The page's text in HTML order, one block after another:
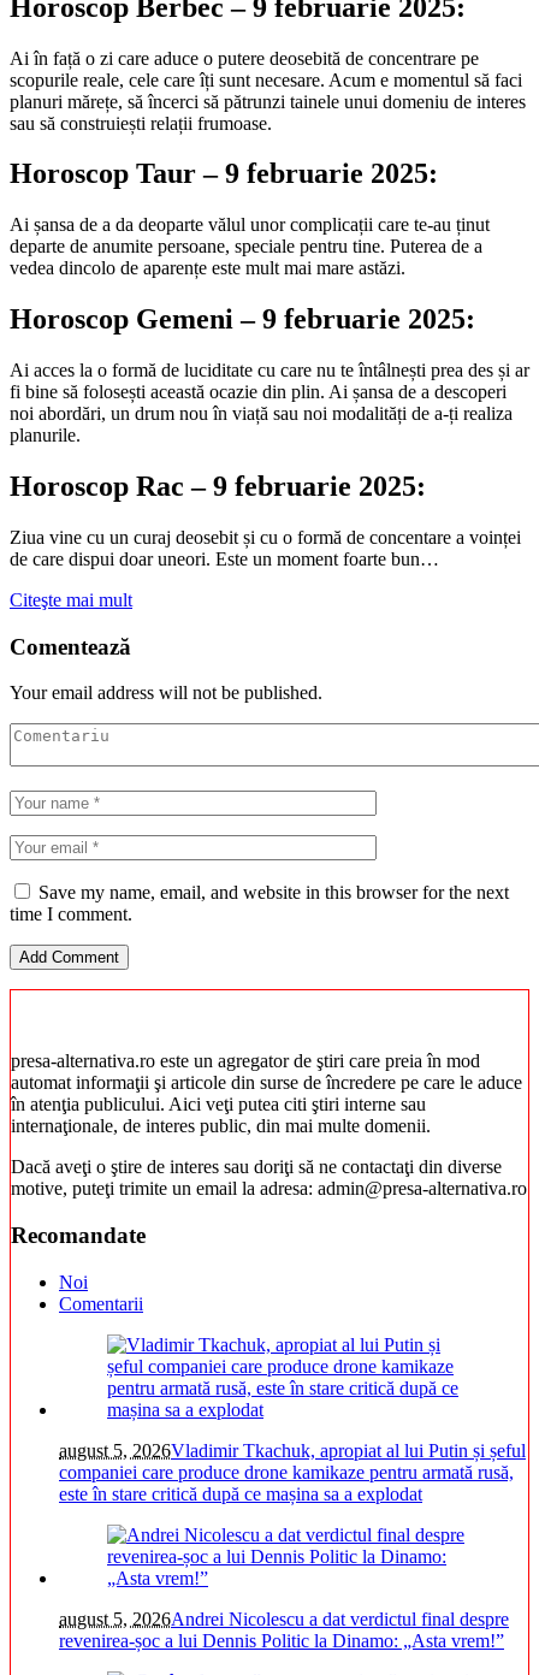
Horoscop Berbec – 9 februarie 2025:
Ai în față o zi care aduce o putere deosebită de concentrare pe
scopurile reale, cele care îți sunt necesare. Acum e momentul să faci
planuri mărețe, să încerci să pătrunzi tainele unui domeniu de interes
sau să construiești relații frumoase.
Horoscop Taur – 9 februarie 2025:
Ai șansa de a da deoparte vălul unor complicații care te-au ținut
departe de anumite persoane, speciale pentru tine. Puterea de a
vedea dincolo de aparențe este mult mai mare astăzi.
Horoscop Gemeni – 9 februarie 2025:
Ai acces la o formă de luciditate cu care nu te întâlnești prea des și ar
fi bine să folosești această ocazie din plin. Ai șansa de a descoperi
noi abordări, un drum nou în viață sau noi modalități de a-ți realiza
planurile.
Horoscop Rac – 9 februarie 2025:
Ziua vine cu un curaj deosebit și cu o formă de concentare a voinței
de care dispui doar uneori. Este un moment foarte bun…
Citeşte mai mult
Comentează
Your email address will not be published.
Save my name, email, and website in this browser for the next
time I comment.
presa-alternativa.ro este un agregator de ştiri care preia în mod
automat informaţii şi articole din surse de încredere pe care le aduce
în atenţia publicului. Aici veţi putea citi ştiri interne sau
internaţionale, de interes public, din mai multe domenii.
Dacă aveţi o ştire de interes sau doriţi să ne contactaţi din diverse
motive, puteţi trimite un email la adresa: admin@presa-alternativa.ro
Recomandate
Noi
Comentarii
august 5, 2026Vladimir Tkachuk, apropiat al lui Putin și șeful
companiei care produce drone kamikaze pentru armată rusă,
este în stare critică după ce mașina sa a explodat
august 5, 2026Andrei Nicolescu a dat verdictul final despre
revenirea-șoc a lui Dennis Politic la Dinamo: „Asta vrem!”